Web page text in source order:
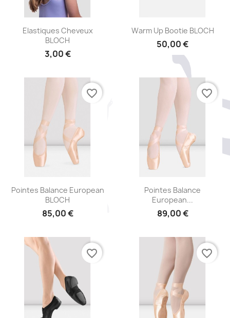
Aperçu rapide
Elastiques Cheveux
BLOCH
3,00 €
Aperçu rapide
+1
Warm Up Bootie BLOCH
50,00 €
Aperçu rapide
Pointes Balance European
BLOCH
85,00 €
favorite_border
Aperçu rapide
Pointes Balance
European...
89,00 €
favorite_border
favorite_border favorite_border